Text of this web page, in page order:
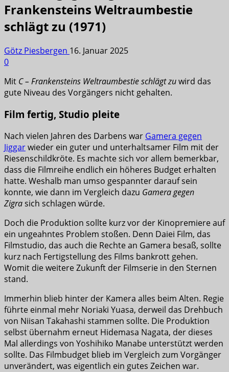
Frankensteins Weltraumbestie
schlägt zu (1971)
Götz Piesbergen 16. Januar 2025
0
Mit C – Frankensteins Weltraumbestie schlägt zuwird das
gute Niveau des Vorgängers nicht gehalten.
Film fertig, Studio pleite
Nach vielen Jahren des Darbens war Gamera gegen
Jiggarwieder ein guter und unterhaltsamer Film mit der
Riesenschildkröte. Es machte sich vor allem bemerkbar,
dass die Filmreihe endlich ein höheres Budget erhalten
hatte. Weshalb man umso gespannter darauf sein
konnte, wie dann im Vergleich dazu Gamera gegen
Zigrasich schlagen würde.
Doch die Produktion sollte kurz vor der Kinopremiere auf
ein ungeahntes Problem stoßen. Denn Daiei Film, das
Filmstudio, das auch die Rechte an Gamera besaß, sollte
kurz nach Fertigstellung des Films bankrott gehen.
Womit die weitere Zukunft der Filmserie in den Sternen
stand.
Immerhin blieb hinter der Kamera alles beim Alten. Regie
führte einmal mehr Noriaki Yuasa, derweil das Drehbuch
von Niisan Takahashi stammen sollte. Die Produktion
selbst übernahm erneut Hidemasa Nagata, der dieses
Mal allerdings von Yoshihiko Manabe unterstützt werden
sollte. Das Filmbudget blieb im Vergleich zum Vorgänger
unverändert, was eigentlich ein gutes Zeichen war.